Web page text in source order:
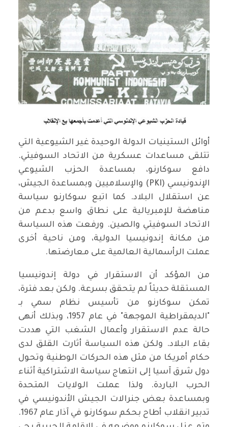
أوائل الستينيات الدولة الوحيدة غير الشيوعية التي
تتلقى مساعدات عسكرية من الاتحاد السوفيتي.
دافع سوكارنو، بمساعدة الحزب الشيوعي
الإندونيسي (PKI) والإسلاميين وبمساعدة الجيش،
عن استقلال البلاد. كما اتبع سوكارنو سياسة
مناهضة للإمبريالية على نطاق واسع بدعم من
الاتحاد السوفيتي والصين. ورفعت هذه السياسة
من مكانة إندونيسيا الدولية، ومن ناحية أخرى
عملت الرأسمالية العالمية على معارضتها.
من المؤكد أن الاستقرار في دولة إندونيسيا
المستقلة حديثاً لم يتحقق بسرعة. ولكن بعد فترة،
تمكن سوكارنو من تأسيس نظام سمي بـ
"الديمقراطية الموجهة" في عام 1957، وبذلك أنهى
حالة عدم الاستقرار وأعمال الشغب التي هددت
بقاء البلاد. ولكن هذه السياسة أثارت القلق لدى
حكام أمريكا من مثل هذه الحركات الوطنية وتحول
دول شرق آسيا إلى انتهاج سياسة الاشتراكية أثناء
الحرب الباردة. ولذا عملت الولايات المتحدة
وبمساعدة بعض جنرالات الجيش الأندونيسي في
تدبير انقلاب أطاح بحكم سوكارنو في آذار عام 1967.